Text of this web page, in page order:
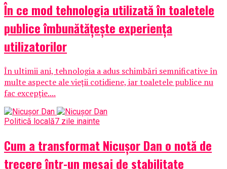
În ce mod tehnologia utilizată în toaletele
publice îmbunătățește experiența
utilizatorilor
În ultimii ani, tehnologia a adus schimbări semnificative în
multe aspecte ale vieții cotidiene, iar toaletele publice nu
fac excepție....
Politică locală7 zile inainte
Cum a transformat Nicușor Dan o notă de
trecere într-un mesaj de stabilitate